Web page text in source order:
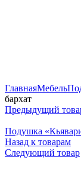
ГлавнаяМебель
бархат
Предыдущий
Подушка
Назад к товарам
Следующий товар